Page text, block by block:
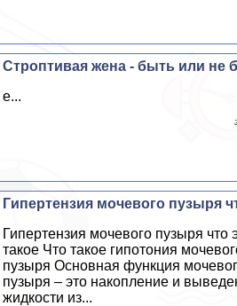
Строптивая жена - быть или не
е...
Гипертензия мочевого пузыря
Гипертензия мочевого пузыря что
такое Что такое гипотония
пузыря Основная функция
пузыря – это накопление и
жидкости из...